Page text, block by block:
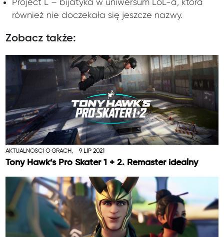
Project L – bijatyka w uniwersum LoL-a, która
również nie doczekała się jeszcze nazwy.
Zobacz także:
AKTUALNOŚCI O GRACH, 9 LIP 2021
Tony Hawk’s Pro Skater 1 + 2. Remaster idealny